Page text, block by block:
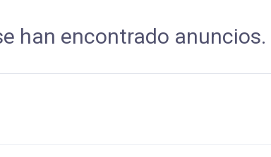
han encontrado anuncios.